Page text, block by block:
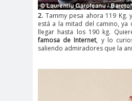
2. Tammy pesa ahora 119 Kg.
está a la mitad del camino,
llegar hasta los 190 kg.
famosa de Internet, y lo
saliendo admiradores que la